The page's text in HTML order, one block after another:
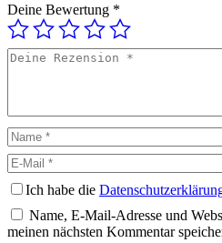
Deine Bewertung *
Deine
Name
E-
Mail
Ich habe die
Name, E-Mail-Adresse und
meinen nächsten Kommentar